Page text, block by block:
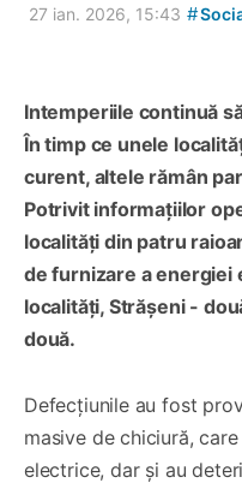
27 ian. 2026, 15:43 #
Intemperiile continuă
În timp ce unele
curent, altele rămân
Potrivit informațiilor
localități din patru
de furnizare a energiei
localități, Strășeni -
două.
Defecțiunile au fost
masive de chiciură,
electrice, dar și au